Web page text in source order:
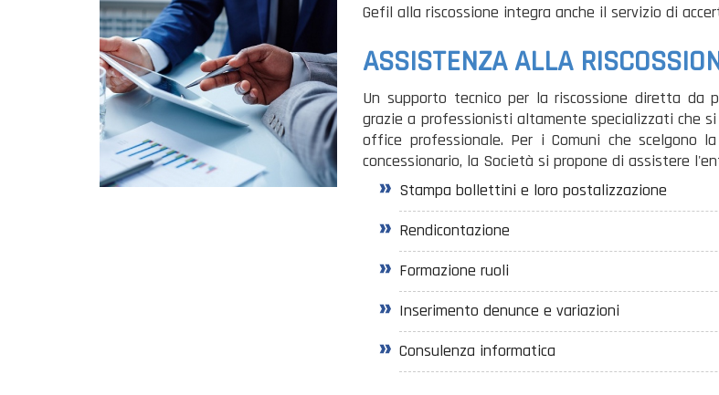
Gefilalla riscossione integra anche il servizio di
ASSISTENZA ALLA
Un supporto tecnico per la riscossione diretta
grazie a professionisti altamente specializzati che
office professionale. Per i Comuni che scelgono
concessionario, la Società si propone di assistere
Stampa bollettini e loro postalizzazione
Rendicontazione
Formazione ruoli
Inserimento denunce e variazioni
Consulenza informatica